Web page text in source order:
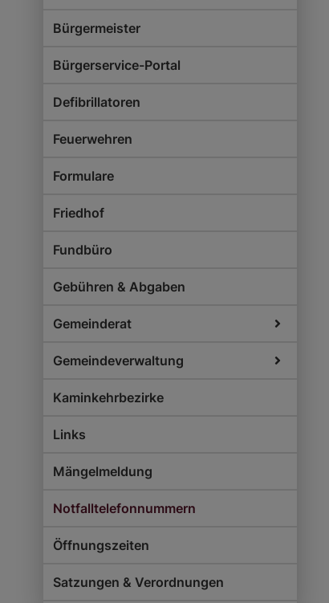
Bürgermeister
Bürgerservice-Portal
Defibrillatoren
Feuerwehren
Formulare
Friedhof
Fundbüro
Gebühren & Abgaben
Gemeinderat
Gemeindeverwaltung
Kaminkehrbezirke
Links
Mängelmeldung
Notfalltelefonnummern
Öffnungszeiten
Satzungen & Verordnungen